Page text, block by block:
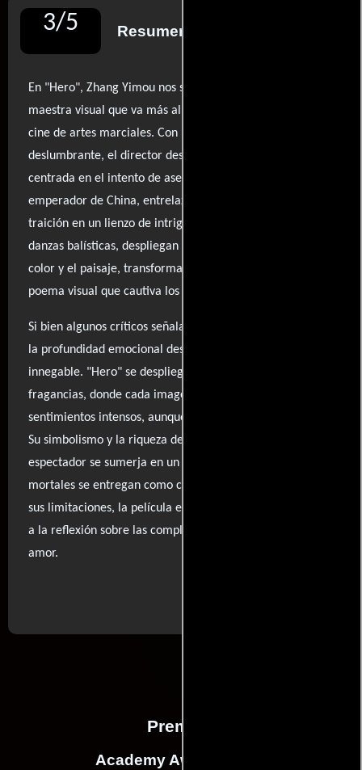
3/5 Resumen de reseñas
En "Hero", Zhang Yimou nos sumerge en una obra
maestra visual que va más allá de las convenciones del
cine de artes marciales. Con una producción
deslumbrante, el director despliega una narrativa épica
centrada en el intento de asesinato del primer
emperador de China, entrelazando amor, lealtad y
traición en un lienzo de intrigas. Las peleas, que parecen
danzas balísticas, despliegan un uso impresionante del
color y el paisaje, transformando cada escena en un
poema visual que cautiva los sentidos.
Si bien algunos críticos señalan que la película carece de
la profundidad emocional deseada, su belleza estética es
innegable. "Hero" se despliega como un anuncio de
fragancias, donde cada imagen es una evocación de
sentimientos intensos, aunque a veces parezca distante.
Su simbolismo y la riqueza de su producción hacen que el
espectador se sumerja en un mundo donde las heridas
mortales se entregan como cartas de amor. A pesar de
sus limitaciones, la película es un deleite visual que invita
a la reflexión sobre las complejidades de la guerra y el
amor.
Premios
Academy Awards, USA